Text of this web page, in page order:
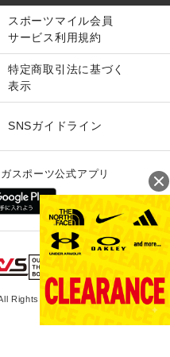
スポーツマイル会員
サービス利用規約
特定商取引法に基づく
表示
SNSガイドライン
スポーツ公式アプリ
Rights Reserved.